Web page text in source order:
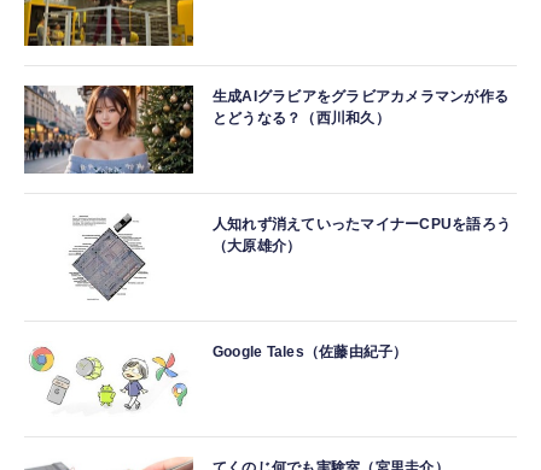
生成AIグラビアをグラビアカメラマンが作る
とどうなる？（西川和久）
人知れず消えていったマイナーCPUを語ろう
（大原雄介）
Google Tales（佐藤由紀子）